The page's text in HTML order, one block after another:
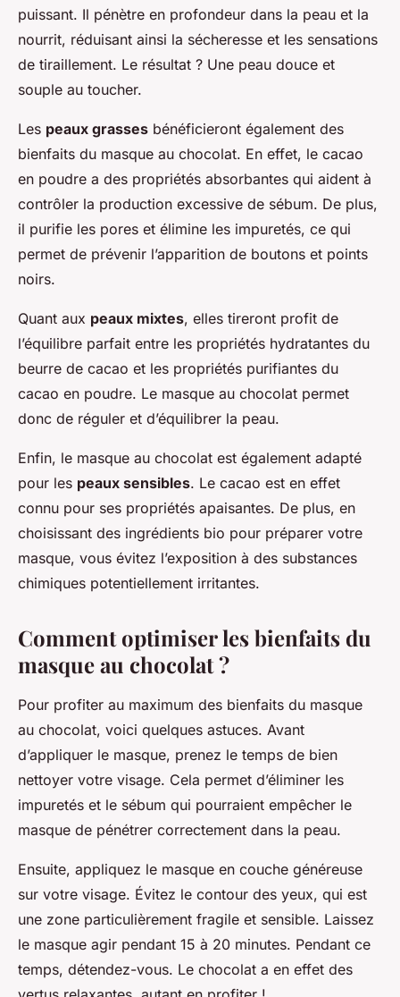
puissant. Il pénètre en profondeur dans la peau et la
nourrit, réduisant ainsi la sécheresse et les sensations
de tiraillement. Le résultat ? Une peau douce et
souple au toucher.
Les peaux grasses bénéficieront également des
bienfaits du masque au chocolat. En effet, le cacao
en poudre a des propriétés absorbantes qui aident à
contrôler la production excessive de sébum. De plus,
il purifie les pores et élimine les impuretés, ce qui
permet de prévenir l’apparition de boutons et points
noirs.
Quant aux peaux mixtes, elles tireront profit de
l’équilibre parfait entre les propriétés hydratantes du
beurre de cacao et les propriétés purifiantes du
cacao en poudre. Le masque au chocolat permet
donc de réguler et d’équilibrer la peau.
Enfin, le masque au chocolat est également adapté
pour les peaux sensibles. Le cacao est en effet
connu pour ses propriétés apaisantes. De plus, en
choisissant des ingrédients bio pour préparer votre
masque, vous évitez l’exposition à des substances
chimiques potentiellement irritantes.
Comment optimiser les bienfaits du
masque au chocolat ?
Pour profiter au maximum des bienfaits du masque
au chocolat, voici quelques astuces. Avant
d’appliquer le masque, prenez le temps de bien
nettoyer votre visage. Cela permet d’éliminer les
impuretés et le sébum qui pourraient empêcher le
masque de pénétrer correctement dans la peau.
Ensuite, appliquez le masque en couche généreuse
sur votre visage. Évitez le contour des yeux, qui est
une zone particulièrement fragile et sensible. Laissez
le masque agir pendant 15 à 20 minutes. Pendant ce
temps, détendez-vous. Le chocolat a en effet des